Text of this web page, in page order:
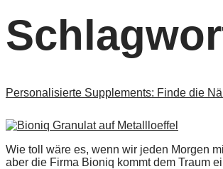
Personalisierte Supplements: Finde die
Wie toll wäre es, wenn wir jeden Morgen
aber die Firma Bioniq kommt dem Traum